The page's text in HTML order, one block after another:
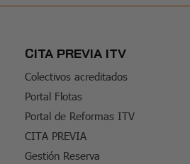
CITA PREVIA ITV
Colectivos acreditados
Portal Flotas
Portal de Reformas ITV
CITA PREVIA
Gestión Reserva